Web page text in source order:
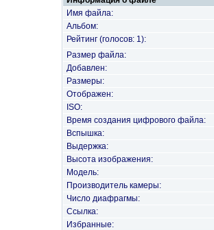
Имя файла:
Альбом:
Рейтинг (голосов: 1):
Размер файла:
Добавлен:
Размеры:
Отображен:
ISO:
Время создания цифрового файла:
Вспышка:
Выдержка:
Высота изображения:
Модель:
Производитель камеры:
Число диафрагмы:
Ссылка:
Избранные: